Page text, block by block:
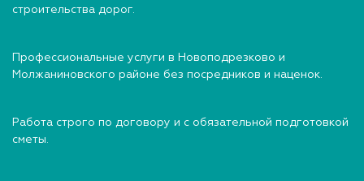
строительства дорог.
Профессиональные услуги в Новоподрезково и
Молжаниновского районе без посредников и наценок.
Работа строго по договору и с обязательной подготовкой
сметы.